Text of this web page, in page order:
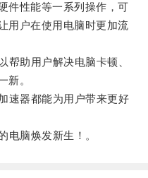
件性能等一系列操作，可
用户在使用电脑时更加流
助用户解决电脑卡顿、
新。
器都能为用户带来更好
脑焕发新生！。